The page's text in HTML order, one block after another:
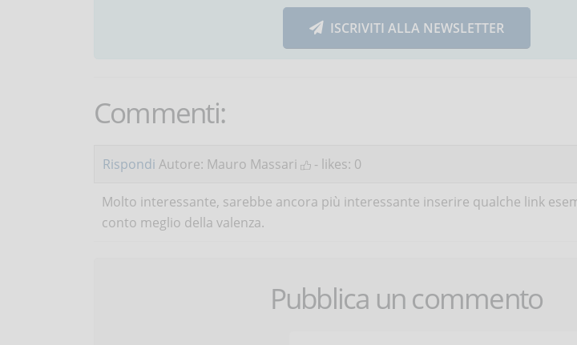
ISCRIVITI ALLA NEWSLETTER
Commenti:
Rispondi Autore: Mauro Massari - likes: 0
Molto interessante, sarebbe ancora più interessante inserire qualche link
conto meglio della valenza.
Pubblica un commento